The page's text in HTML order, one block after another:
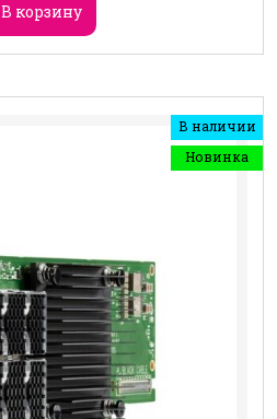
В корзину
В наличии
Новинка